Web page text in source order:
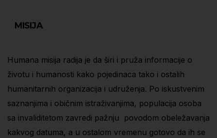
MISIJA
Humana misija radija je da širi i pruža informacije o
životu i humanosti kako pojedinaca tako i ostalih
humanitarnih organizacija i udruženja. Po iskustvenim
saznanjima i običnim istraživanjima, populacija osoba
sa invaliditetom zavredi pažnju povodom obeležavanja
kakvog datuma, a u ostalom vremenu gotovo da ih se